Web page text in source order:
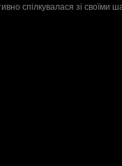
спілкувалася зі своїми